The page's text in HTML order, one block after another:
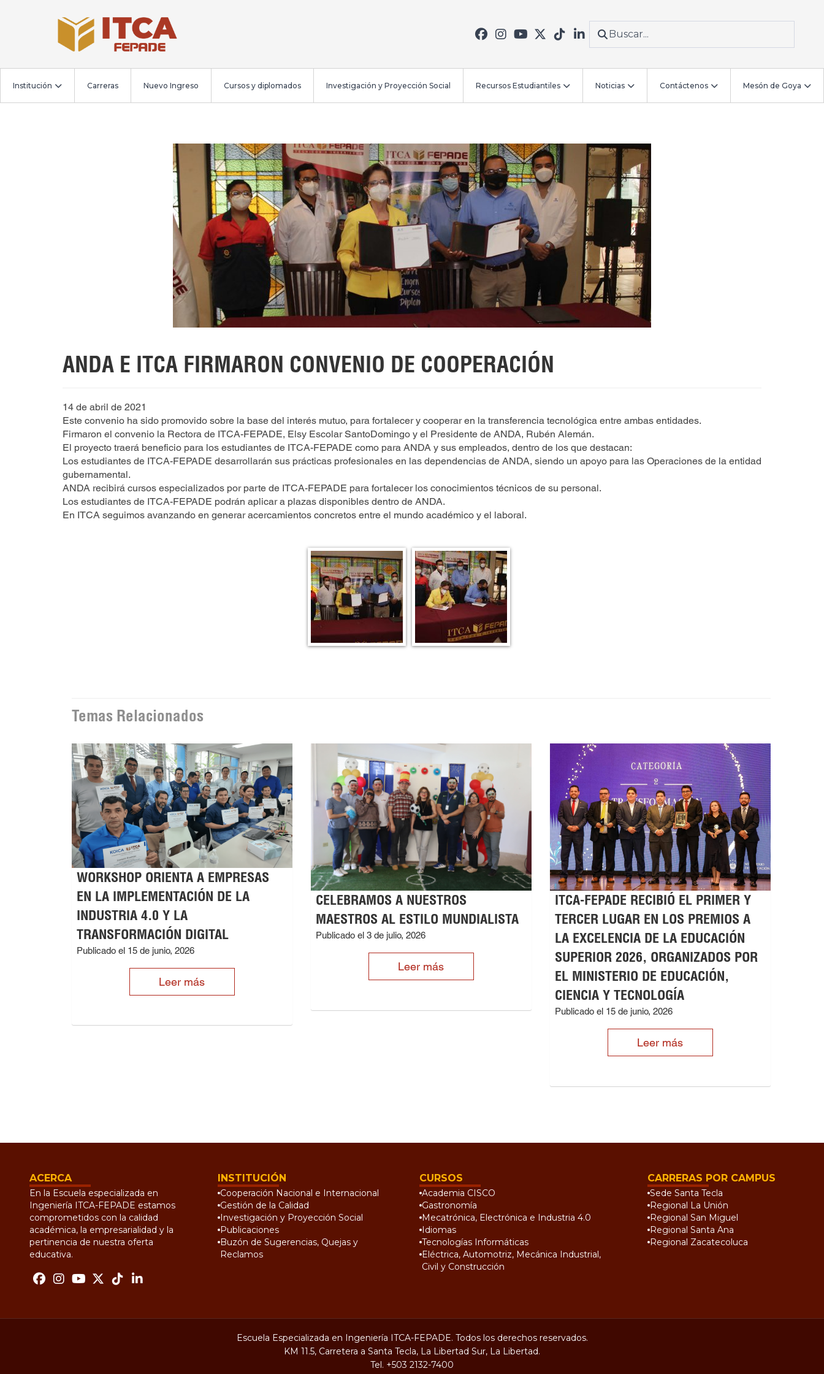
Institución Carreras Nuevo Ingreso Cursos y diplomados Investigación y Proyección Social Recursos Estudiantiles Noticias Contáctenos Mesón de Goya
ANDA E ITCA FIRMARON CONVENIO DE COOPERACIÓN
14 de abril de 2021
Este convenio ha sido promovido sobre la base del interés mutuo, para fortalecer y cooperar en la transferencia tecnológica entre ambas entidades.
Firmaron el convenio la Rectora de ITCA-FEPADE, Elsy Escolar SantoDomingo y el Presidente de ANDA, Rubén Alemán.
El proyecto traerá beneficio para los estudiantes de ITCA-FEPADE como para ANDA y sus empleados, dentro de los que destacan:
Los estudiantes de ITCA-FEPADE desarrollarán sus prácticas profesionales en las dependencias de ANDA, siendo un apoyo para las Operaciones de la entidad
gubernamental.
ANDA recibirá cursos especializados por parte de ITCA-FEPADE para fortalecer los conocimientos técnicos de su personal.
Los estudiantes de ITCA-FEPADE podrán aplicar a plazas disponibles dentro de ANDA.
En ITCA seguimos avanzando en generar acercamientos concretos entre el mundo académico y el laboral.
Temas Relacionados
WORKSHOP ORIENTA A EMPRESAS
EN LA IMPLEMENTACIÓN DE LA
INDUSTRIA 4.0 Y LA
TRANSFORMACIÓN DIGITAL
Publicado el 15 de junio, 2026
Leer más
CELEBRAMOS A NUESTROS
MAESTROS AL ESTILO MUNDIALISTA
Publicado el 3 de julio, 2026
Leer más
ITCA-FEPADE RECIBIÓ EL PRIMER Y
TERCER LUGAR EN LOS PREMIOS A
LA EXCELENCIA DE LA EDUCACIÓN
SUPERIOR 2026, ORGANIZADOS POR
EL MINISTERIO DE EDUCACIÓN,
CIENCIA Y TECNOLOGÍA
Publicado el 15 de junio, 2026
Leer más
ACERCA
En la Escuela especializada en
Ingeniería ITCA-FEPADE estamos
comprometidos con la calidad
académica, la empresarialidad y la
pertinencia de nuestra oferta
educativa.
INSTITUCIÓN
Cooperación Nacional e Internacional
Gestión de la Calidad
Investigación y Proyección Social
Publicaciones
Buzón de Sugerencias, Quejas y
Reclamos
CURSOS
Academia CISCO
Gastronomía
Mecatrónica, Electrónica e Industria 4.0
Idiomas
Tecnologías Informáticas
Eléctrica, Automotriz, Mecánica Industrial,
Civil y Construcción
CARRERAS POR CAMPUS
Sede Santa Tecla
Regional La Unión
Regional San Miguel
Regional Santa Ana
Regional Zacatecoluca
Escuela Especializada en Ingeniería ITCA-FEPADE. Todos los derechos reservados.
KM 11.5, Carretera a Santa Tecla, La Libertad Sur, La Libertad.
Tel. +503 2132-7400